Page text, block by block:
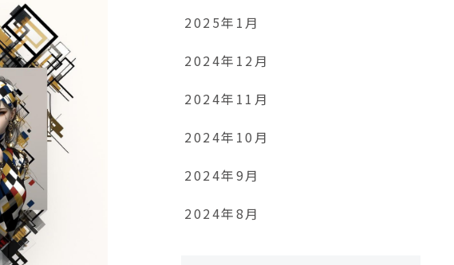
2025年1月
2024年12月
2024年11月
2024年10月
2024年9月
2024年8月